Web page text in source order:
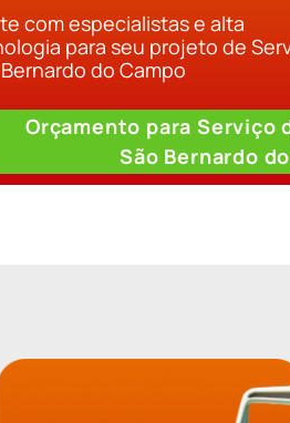
com especialistas e alta
para seu projeto de
do Campo
Orçamento para Serviço
São Bernardo